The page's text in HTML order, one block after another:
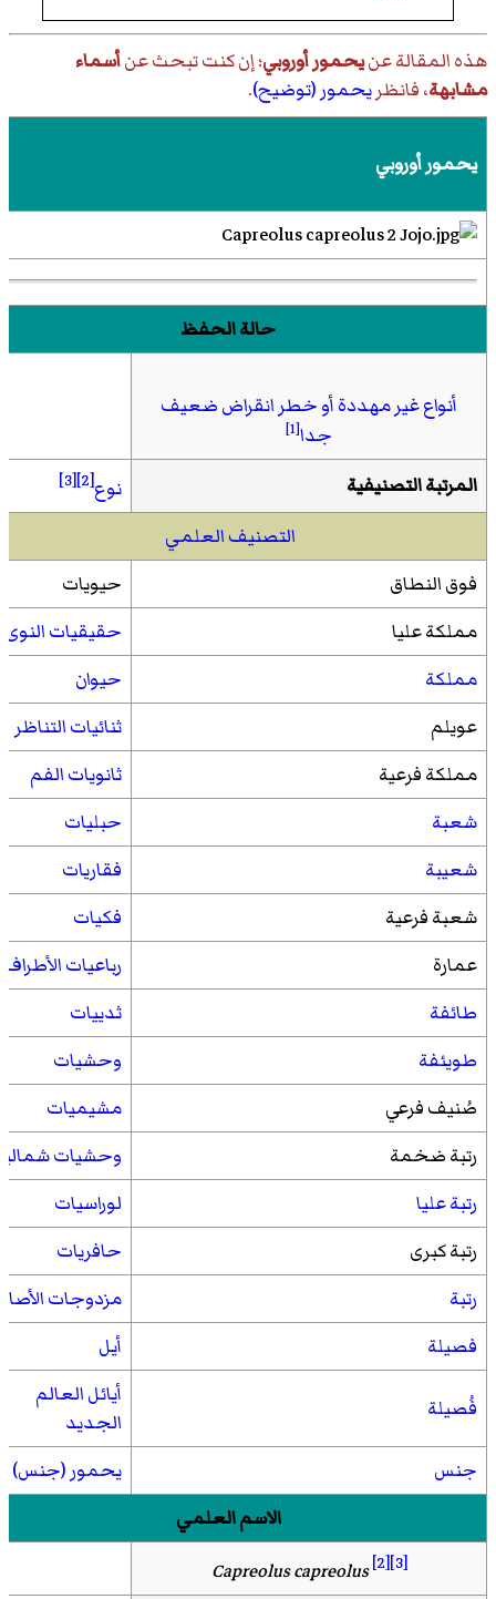
هذه المقالة عنيحمور أوروبي؛ إن كنت تبحث عنأسماء
مشابهة، فانظريحمور (توضيح).
يحمور أوروبي
حالة الحفظ
أنواع غير مهددة أو خطر انقراض ضعيف
جدا[1]
المرتبة التصنيفية نوع[2]
[3]
التصنيف العلمي
فوق النطاق
حيويات
مملكة عليا
حقيقيات النوى
مملكة
حيوان
عويلم
ثنائيات التناظر
مملكة فرعية
ثانويات الفم
شعبة
حبليات
شعيبة
فقاريات
شعبة فرعية
فكيات
عمارة
رباعيات الأطراف
طائفة
ثدييات
طويئفة
وحشيات
صُنيف فرعي
مشيميات
رتبة ضخمة
وحشيات
رتبة عليا
لوراسيات
رتبة كبرى
حافريات
رتبة
مزدوجات
فصيلة
أيل
فُصيلة
أيائل العالم
الجديد
جنس
يحمور (جنس)
الاسم العلمي
Capreolus capreolus [2][3]